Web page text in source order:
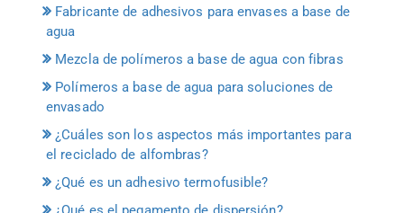
Fabricante de adhesivos para envases a base de
agua
Mezcla de polímeros a base de agua con fibras
Polímeros a base de agua para soluciones de
envasado
¿Cuáles son los aspectos más importantes para
el reciclado de alfombras?
¿Qué es un adhesivo termofusible?